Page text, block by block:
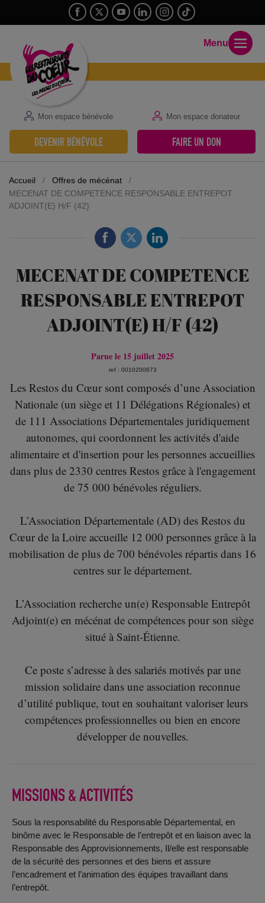
Mon espace bénévole Mon espace donateur
DEVENIR BÉNÉVOLE FAIRE UN DON
Menu
Accueil / Offres de mécénat
/
MECENAT DE COMPETENCE RESPONSABLE ENTREPOT
ADJOINT(E) H/F (42)
MECENAT DE COMPETENCE
RESPONSABLE ENTREPOT
ADJOINT(E) H/F (42)
Parue le 15 juillet 2025
ref : 0010200673
Les Restos du Cœur sont composés d’une Association
Nationale (un siège et 11 Délégations Régionales) et
de 111 Associations Départementales juridiquement
autonomes, qui coordonnent les activités d'aide
alimentaire et d'insertion pour les personnes accueillies
dans plus de 2330 centres Restos grâce à l'engagement
de 75 000 bénévoles réguliers.
L’Association Départementale (AD) des Restos du
Cœur de la Loire accueille 12 000 personnes grâce à la
mobilisation de plus de 700 bénévoles répartis dans 16
centres sur le département.
L’Association recherche un(e) Responsable Entrepôt
Adjoint(e) en mécénat de compétences pour son siège
situé à Saint-Étienne.
Ce poste s’adresse à des salariés motivés par une
mission solidaire dans une association reconnue
d’utilité publique, tout en souhaitant valoriser leurs
compétences professionnelles ou bien en encore
développer de nouvelles.
MISSIONS & ACTIVITÉS
Sous la responsabilité du Responsable Départemental, en
binôme avec le Responsable de l’entrepôt et en liaison avec la
Responsable des Approvisionnements, Il/elle est responsable
de la sécurité des personnes et des biens et assure
l’encadrement et l’animation des équipes travaillant dans
l’entrepôt.